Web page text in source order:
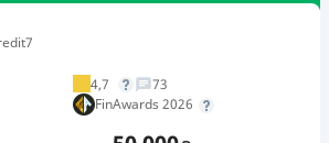
4,7
73
FinAwards 2026